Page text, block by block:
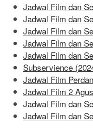
Jadwal Film dan
Jadwal Film dan
Jadwal Film dan
Jadwal Film dan
Jadwal Film dan
Subservience
Jadwal Film
Jadwal Film 2
Jadwal Film dan
Jadwal Film dan